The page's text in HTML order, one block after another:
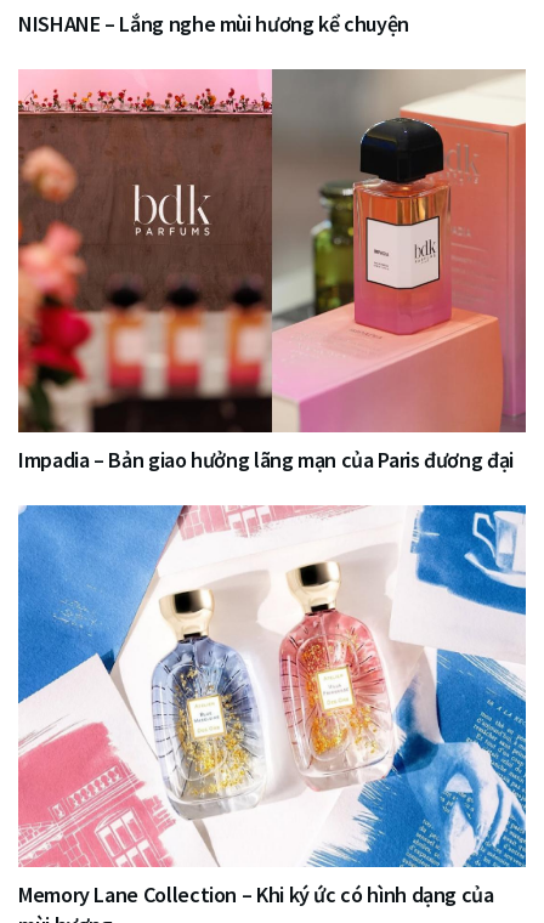
NISHANE – Lắng nghe mùi hương kể chuyện
Impadia – Bản giao hưởng lãng mạn của Paris đương đại
Memory Lane Collection – Khi ký ức có hình dạng của